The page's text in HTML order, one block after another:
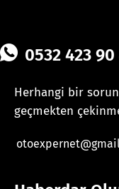
0532 423 90
Herhangi bir
geçmekten